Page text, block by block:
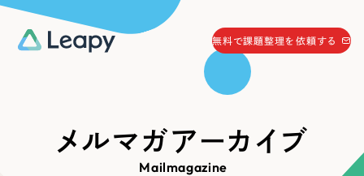
無料で課題整理を依頼する
058-215-0066
24時間受付
資料請求する
メルマガアーカイブ
Mailmagazine